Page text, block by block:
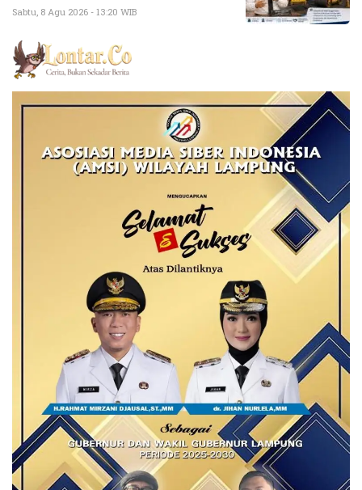
Sabtu, 8 Agu 2026 - 13:20 WIB